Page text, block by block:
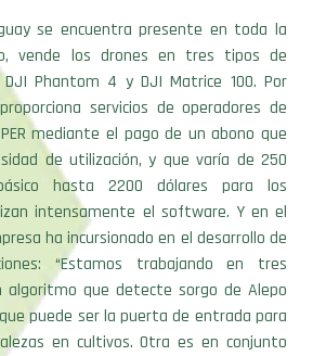
se encuentra presente en toda la
vende los drones en tres tipos de
DJI Phantom 4 y DJI Matrice 100. Por
servicios de operadores de
mediante el pago de un abono que
de utilización, y que varía de 250
hasta 2200 dólares para los
intensamente el software. Y en el
ha incursionado en el desarrollo de
“Estamos trabajando en tres
algoritmo que detecte sorgo de Alepo
puede ser la puerta de entrada para
en cultivos. Otra es en conjunto